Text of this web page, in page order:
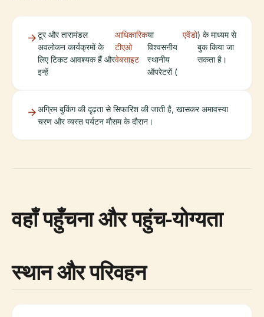
टूर और तारामंडल
अवलोकन कार्यक्रमों के
लिए टिकट आवश्यक हैं और
इन्हें
आधिकारिक
टीएओ
वेबसाइट
या
विश्वसनीय
स्थानीय
ऑपरेटरों (
एवेंडो) के माध्यम से
बुक किया जा
सकता है।
अग्रिम बुकिंग की दृढ़ता से सिफारिश की जाती है, खासकर अमावस्या
चरण और व्यस्त पर्यटन मौसम के दौरान।
वहाँ पहुँचना और पहुंच-योग्यता
स्थान और परिवहन